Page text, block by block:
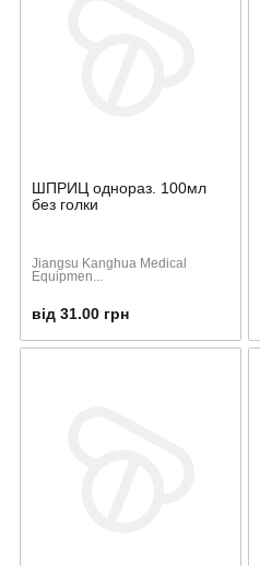
ШПРИЦ однораз. 100мл
без голки
Jiangsu Kanghua Medical
Equipmen...
від 31.00 грн